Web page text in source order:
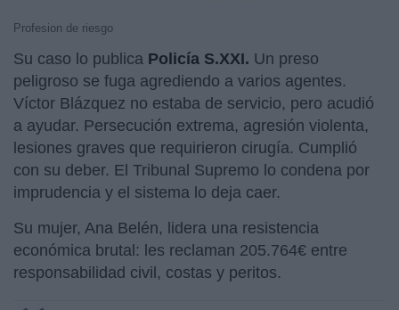
Profesion de riesgo
Su caso lo publica Policía S.XXI. Un preso
peligroso se fuga agrediendo a varios agentes.
Víctor Blázquez no estaba de servicio, pero acudió
a ayudar. Persecución extrema, agresión violenta,
lesiones graves que requirieron cirugía. Cumplió
con su deber. El Tribunal Supremo lo condena por
imprudencia y el sistema lo deja caer. ​
Su mujer, Ana Belén, lidera una resistencia
económica brutal: les reclaman 205.764€ entre
responsabilidad civil, costas y peritos.